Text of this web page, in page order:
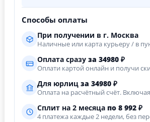
Способы оплаты
При получении в г. Москва
Наличные или карта курьеру / в
Оплата сразу за 34980 ₽
Оплати картой онлайн и получи
Для юрлиц за 34980 ₽
Оплата на расчётный счёт.
Сплит на 2 месяца по 8 992 ₽
4 платежа каждые 2 недели, без